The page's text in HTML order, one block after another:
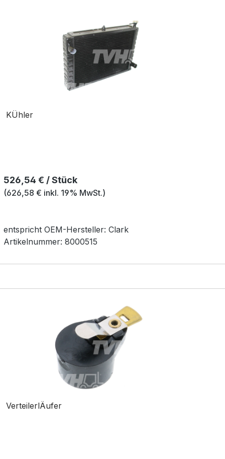
KÜhler
Regulärer Preis:
526,54 € / Stück
(626,58 € inkl. 19% MwSt.)
entspricht OEM-Hersteller: Clark
Artikelnummer: 8000515
VerteilerlÄufer